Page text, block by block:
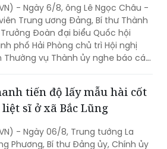
Hải Phòng chủ trì Hội nghị
Thường vụ Thành ủy nghe báo cáo,
ý kiến về tiến độ triển khai, nội
phương án Quy hoạch chung
phố Hải Phòng đến năm 2050,
tiến độ lấy mẫu hài cốt
- Ngày 06/8, Trung tướng La
Phương, Bí thư Đảng ủy, Chính ủy
khu 1 đã dẫn đầu Đoàn công tác
tra tiến độ, thăm và động viên